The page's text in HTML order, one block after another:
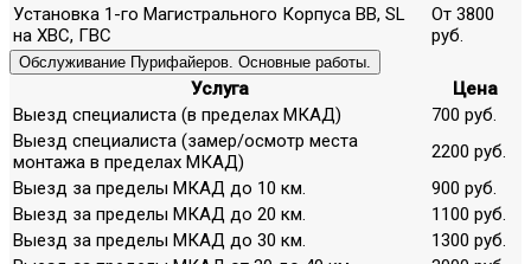
Установка 1-го Магистрального Корпуса ВВ, SL
на ХВС, ГВС
От 3800
руб.
Обслуживание Пурифайеров. Основные работы.
Услуга
Цена
Выезд специалиста (в пределах МКАД)
700 руб.
Выезд специалиста (замер/осмотр места
монтажа в пределах МКАД)
2200 руб.
Выезд за пределы МКАД до 10 км.
900 руб.
Выезд за пределы МКАД до 20 км.
1100 руб.
Выезд за пределы МКАД до 30 км.
1300 руб.